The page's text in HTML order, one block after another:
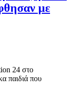
με
24 στο
παιδιά που